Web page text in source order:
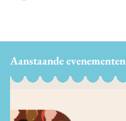
Aanstaande evenementen